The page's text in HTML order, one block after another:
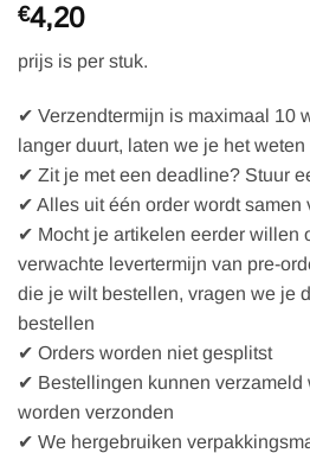
€4,20
prijs is per stuk.
✔ Verzendtermijn is maximaal 10
langer duurt, laten we je het weten
✔ Zit je met een deadline? Stuur
✔ Alles uit één order wordt samen
✔ Mocht je artikelen eerder willen
verwachte levertermijn van pre-
die je wilt bestellen, vragen we je
bestellen
✔ Orders worden niet gesplitst
✔ Bestellingen kunnen verzameld
worden verzonden
✔ We hergebruiken